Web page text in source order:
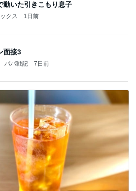
動いた引きこもり息子
クス 1日前
面接3
パパ戦記 7日前